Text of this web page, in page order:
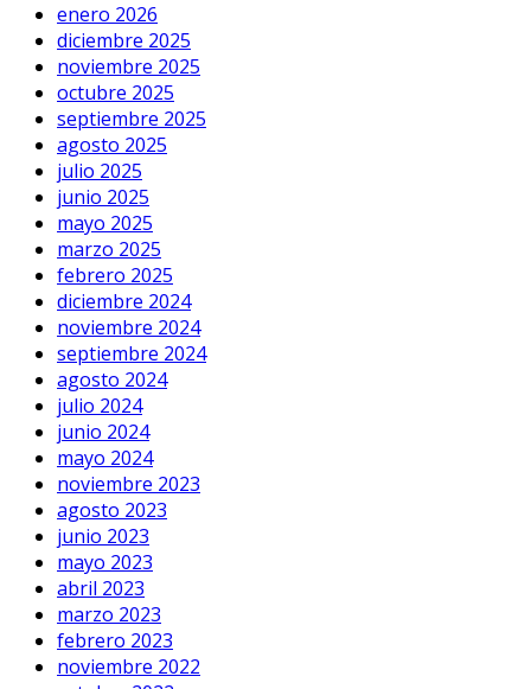
enero 2026
diciembre 2025
noviembre 2025
octubre 2025
septiembre 2025
agosto 2025
julio 2025
junio 2025
mayo 2025
marzo 2025
febrero 2025
diciembre 2024
noviembre 2024
septiembre 2024
agosto 2024
julio 2024
junio 2024
mayo 2024
noviembre 2023
agosto 2023
junio 2023
mayo 2023
abril 2023
marzo 2023
febrero 2023
noviembre 2022